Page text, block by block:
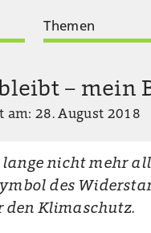
Themen
– mein
28. August 2018
lange nicht mehr
des
den Klimaschutz.